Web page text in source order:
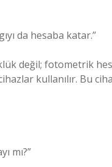
da hesaba katar.”
değil; fotometrik
kullanılır. Bu
mı?”